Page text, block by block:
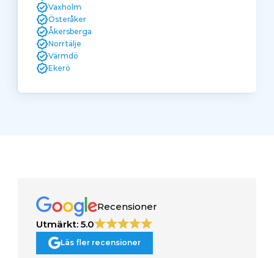
Vaxholm
Österåker
Åkersberga
Norrtälje
Värmdö
Ekerö
Recensioner
Utmärkt: 5.0
Läs fler recensioner